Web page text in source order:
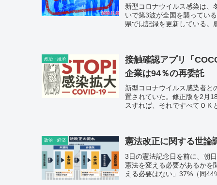
新型コロナウイルス感染は、
いで第3波が全国を襲ってい
県では記録を更新している。
政治・経済
接触確認アプリ「
企業は94％の再委託
新型コロナウイルス感染者と
置されていた。修正版を2月
スすれば、それですべてＯ
政治・経済 憲法改正に関する世
3日の憲法記念日を前に、朝
憲法を変える必要があるかを
える必要はない」37%（同